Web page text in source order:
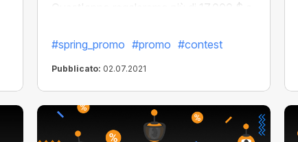
Quest'anno regaleremo più di 17.000 $ a
nell'invito di nuovi utenti. Invita il maggior
numero di persone possibile per vincere
#spring_promo #promo #contest
Pubblicato: 02.07.2021